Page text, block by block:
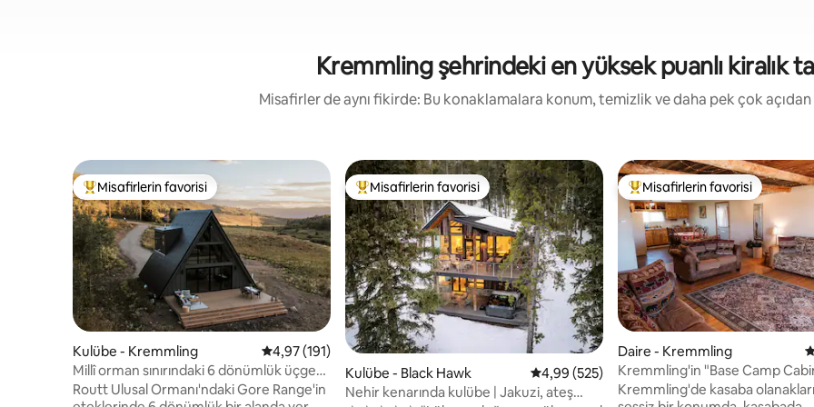
Kremmling şehrindeki en yüksek puanlı kiralık
Misafirler de aynı fikirde: Bu konaklamalara konum, temizlik ve daha pek çok
Misafirlerin favorilerinden en beğenilenler arasında
Misafirlerin favorisi
Kulübe - Kremmling 5 üzerinden ortalama 4,97 puan, 191 değerlendirme
4,97 (191)
Millî orman sınırındaki 6 dönümlük üçgen
ev
Routt Ulusal Ormanı'ndaki Gore Range'in
Misafirlerin favorilerinden en beğenilenler arasında
Misafirlerin favorisi
Kulübe - Black Hawk 5 üzerinden ortalama 4,99 puan, 525
4,99 (525)
Nehir kenarında kulübe | Jakuzi, ateş
Misafirlerin favorilerinden en
Misafirlerin favorisi
Daire - Kremmling
Kremmling'in "Base Camp
Kremmling'de kasaba